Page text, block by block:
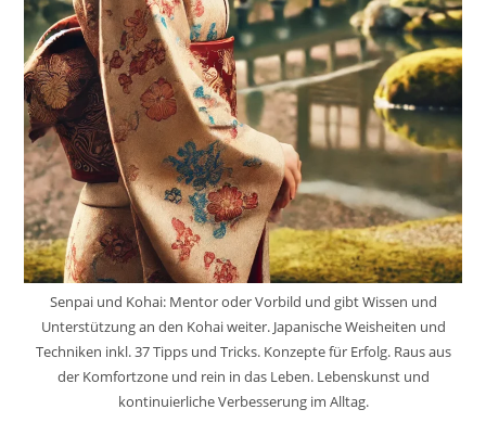
Senpai und Kohai: Mentor oder Vorbild und gibt Wissen und
Unterstützung an den Kohai weiter. Japanische Weisheiten und
Techniken inkl. 37 Tipps und Tricks. Konzepte für Erfolg. Raus aus
der Komfortzone und rein in das Leben. Lebenskunst und
kontinuierliche Verbesserung im Alltag.